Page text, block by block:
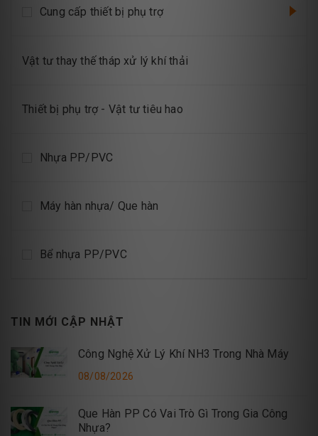
Cung cấp thiết bị phụ trợ
Vật tư thay thế tháp xử lý khí thải
Thiết bị phụ trợ - Vật tư tiêu hao
Nhựa PP/PVC
Máy hàn nhựa/ Que hàn
Bể nhựa PP/PVC
TIN MỚI CẬP NHẬT
Công Nghệ Xử Lý Khí NH3 Trong Nhà Máy
08/08/2026
Que Hàn PP Có Vai Trò Gì Trong Gia Công
Nhựa?